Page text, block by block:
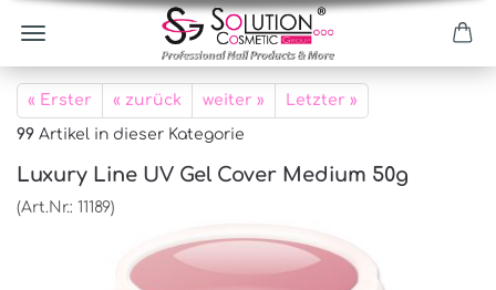
« Erster « zurück weiter » Letzter »
99 Artikel in dieser Kategorie
Luxury Line UV Gel Cover Medium 50g
(Art.Nr.: 11189)